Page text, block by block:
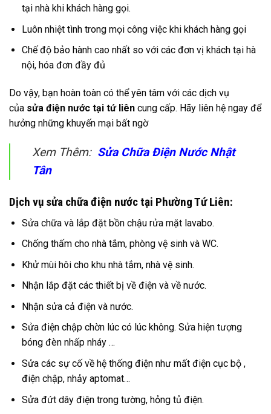
tại nhà khi khách hàng gọi.
Luôn nhiệt tình trong mọi công việc khi khách hàng gọi
Chế độ bảo hành cao nhất so với các đơn vị khách tại hà
nội, hóa đơn đầy đủ
Do vậy, bạn hoàn toàn có thể yên tâm với các dịch vụ
của sửa điện nước tại tứ liên cung cấp. Hãy liên hệ ngay để
hưởng những khuyến mại bất ngờ
Xem Thêm: Sửa Chữa Điện Nước Nhật
Tân
Dịch vụ sửa chữa điện nước tại Phường Tứ Liên:
Sửa chữa và lắp đặt bồn chậu rửa mặt lavabo.
Chống thấm cho nhà tắm, phòng vệ sinh và WC.
Khử mùi hôi cho khu nhà tắm, nhà vệ sinh.
Nhận lắp đặt các thiết bị về điện và về nước.
Nhận sửa cả điện và nước.
Sửa điện chập chờn lúc có lúc không. Sửa hiện tượng
bóng đèn nhấp nháy …
Sửa các sự cố về hệ thống điện như mất điện cục bộ ,
điện chập, nhảy aptomat…
Sửa đứt dây điện trong tường, hỏng tủ điện.